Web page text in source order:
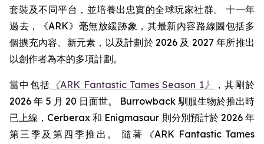
套裝及不同平台，並培養出忠實的全球玩家社群。 十一年
過去，《ARK》毫無放緩跡象，其最新內容路線圖包括多
個擴充內容、新元素，以及計劃於 2026 及 2027 年所推出
以創作者為本的多項計劃。
當中包括 《ARK Fantastic Tames Season 1》
，其剛於
2026 年 5 月 20 日面世。 Burrowback 馴服生物於推出時
已上線，Cerberax 和 Enigmasaur 則分別預計於 2026 年
第三季及第四季推出。 隨著
《ARK Fantastic Tames